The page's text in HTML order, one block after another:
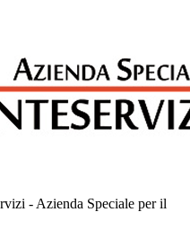
- Azienda Speciale per il